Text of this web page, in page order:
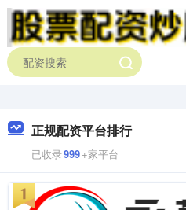
正规配资平台排行
已收录999+家平台